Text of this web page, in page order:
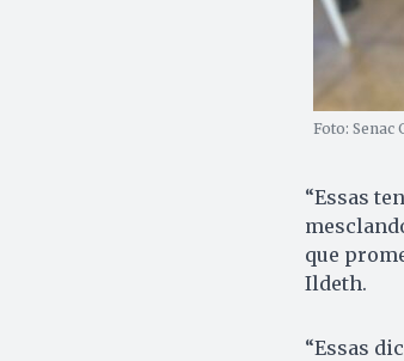
Foto: Senac
“Essas
que
Ildeth.
“Essas